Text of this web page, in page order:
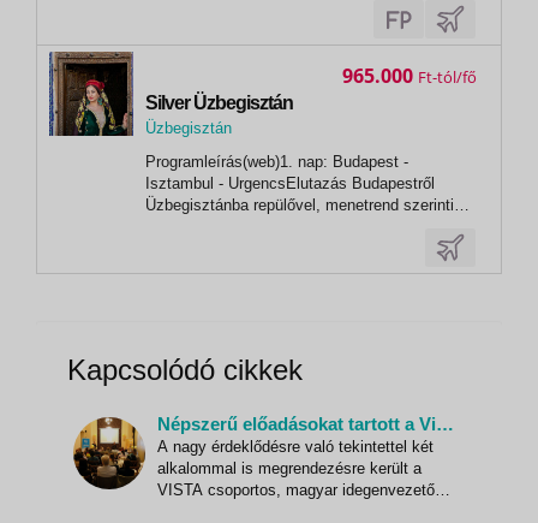
éjszaka folyamán az üzbég fővárosba,
Silver Üzbegisztán
Üzbegisztán
Programleírás(web)1. nap: Budapest -
Isztambul - UrgencsElutazás Budapestről
Üzbegisztánba repülővel, menetrend szerinti
időtartama alatt lounge belépést biztosítunk az
utasainknak a teljes kényelem érdekében.
965.000 Ft
Kapcsolódó cikkek
Népszerű előadásokat tartott a Vista „Kalandok Üzbegisztánban” címmel
A nagy érdeklődésre való tekintettel két
alkalommal is megrendezésre került a
VISTA csoportos, magyar idegenvezetős